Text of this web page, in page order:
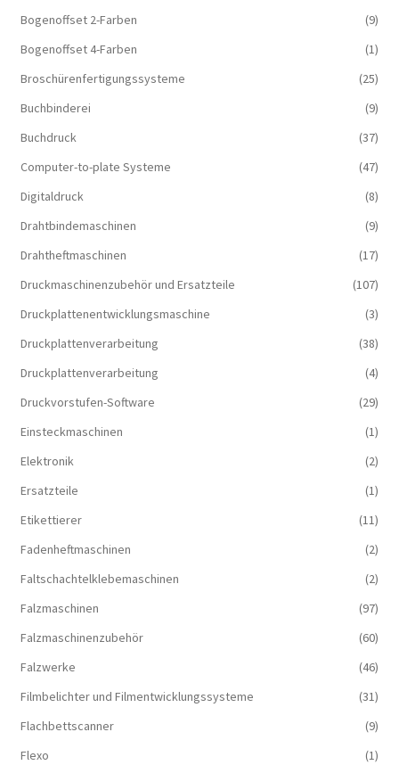
Bogenoffset 2-Farben
(9)
Bogenoffset 4-Farben
(1)
Broschürenfertigungssysteme
(25)
Buchbinderei
(9)
Buchdruck
(37)
Computer-to-plate Systeme
(47)
Digitaldruck
(8)
Drahtbindemaschinen
(9)
Drahtheftmaschinen
(17)
Druckmaschinenzubehör und Ersatzteile
(107)
Druckplattenentwicklungsmaschine
(3)
Druckplattenverarbeitung
(38)
Druckplattenverarbeitung
(4)
Druckvorstufen-Software
(29)
Einsteckmaschinen
(1)
Elektronik
(2)
Ersatzteile
(1)
Etikettierer
(11)
Fadenheftmaschinen
(2)
Faltschachtelklebemaschinen
(2)
Falzmaschinen
(97)
Falzmaschinenzubehör
(60)
Falzwerke
(46)
Filmbelichter und Filmentwicklungssysteme
(31)
Flachbettscanner
(9)
Flexo
(1)